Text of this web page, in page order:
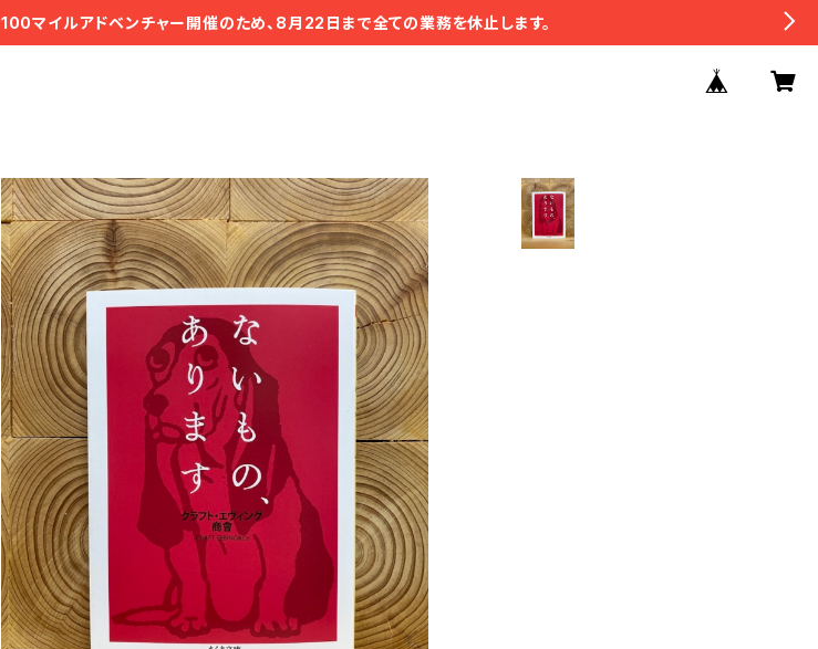
100マイルアドベンチャー開催のため、8月22日まで全ての業務を休止します。